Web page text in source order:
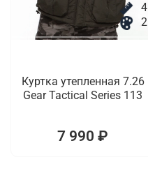
4
2
Куртка утепленная 7.26
Gear Tactical Series 113
7 990 ₽